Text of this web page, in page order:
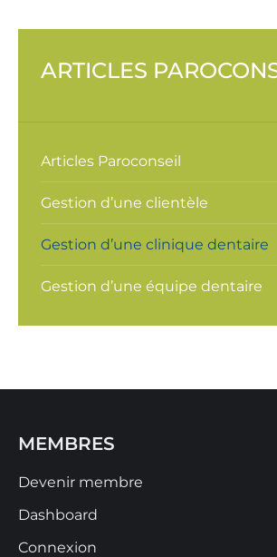
ARTICLES
Articles Paroconseil
Gestion d’une clientèle
Gestion d’une clinique dentaire
Gestion d’une équipe dentaire
MEMBRES
Devenir membre
Dashboard
Connexion